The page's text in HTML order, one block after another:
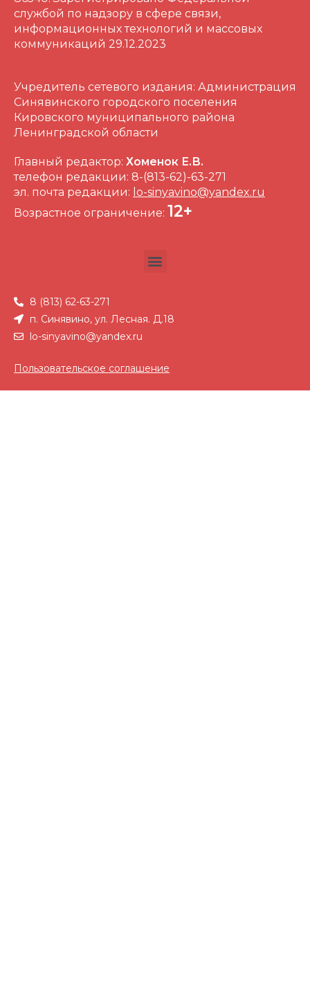
службой по надзору в сфере связи,
информационных технологий и массовых
коммуникаций 29.12.2023
Учредитель сетевого издания: Администрация
Синявинского городского поселения
Кировского муниципального района
Ленинградской области
Главный редактор: Хоменок Е.В.
телефон редакции: 8-(813-62)-63-271
эл. почта редакции: lo-sinyavino@yandex.ru
Возрастное ограничение: 12+
8 (813) 62-63-271
п. Синявино, ул. Лесная. Д.18
lo-sinyavino@yandex.ru
Пользовательское соглашение